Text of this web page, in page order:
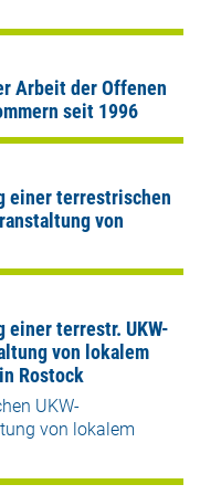
Arbeit der Offenen
seit 1996
einer terrestrischen
von
einer terrestr. UKW-
von lokalem
Rostock
UKW-
von lokalem